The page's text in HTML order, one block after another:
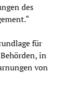
des
für
in
von